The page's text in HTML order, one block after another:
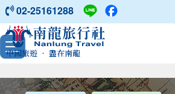
中國旅遊 ‧ 盡在南龍
02-25161288